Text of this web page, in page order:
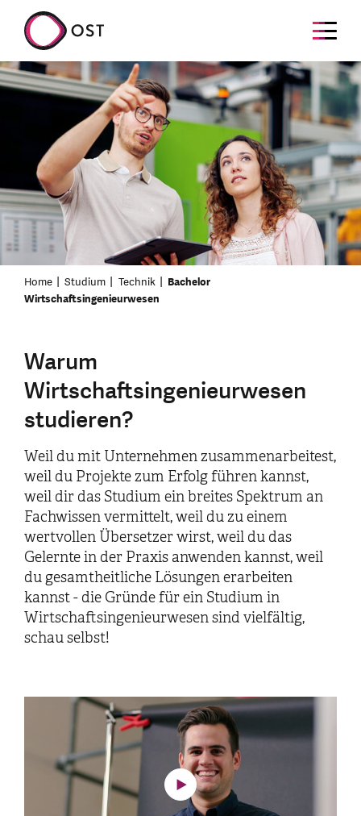
Home Studium Technik
Bachelor
Wirtschaftsingenieurwesen
Warum
Wirtschaftsingenieurwesen
studieren?
Weil du mit Unternehmen zusammenarbeitest,
weil du Projekte zum Erfolg führen kannst,
weil dir das Studium ein breites Spektrum an
Fachwissen vermittelt, weil du zu einem
wertvollen Übersetzer wirst, weil du das
Gelernte in der Praxis anwenden kannst, weil
du gesamtheitliche Lösungen erarbeiten
kannst - die Gründe für ein Studium in
Wirtschaftsingenieurwesen sind vielfältig,
schau selbst!